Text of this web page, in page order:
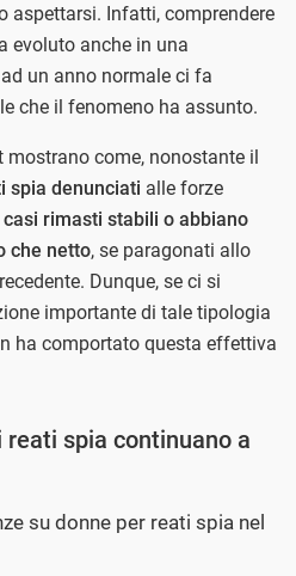
aspettarsi. Infatti, comprendere
evoluto anche in una
un anno normale ci fa
che il fenomeno ha assunto.
mostrano come, nonostante il
spia denunciati alle forze
rimasti stabili o abbiano
che netto, se paragonati allo
Dunque, se ci si
importante di tale tipologia
ha comportato questa effettiva
spia continuano a
su donne per reati spia nel